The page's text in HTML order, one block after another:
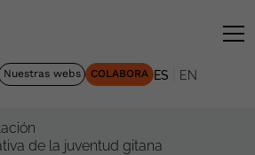
Nuestras webs COLABORA ES EN
de la juventud gitana